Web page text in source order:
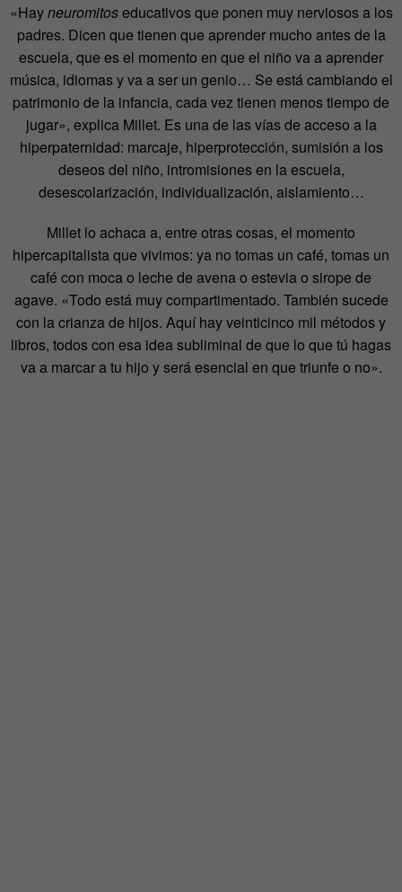
«Hayneuromitoseducativos que ponen muy nerviosos a los
padres. Dicen que tienen que aprender mucho antes de la
escuela, que es el momento en que el niño va a aprender
música, idiomas y va a ser un genio… Se está cambiando el
patrimonio de la infancia, cada vez tienen menos tiempo de
jugar», explica Millet. Es una de las vías de acceso a la
hiperpaternidad: marcaje, hiperprotección, sumisión a los
deseos del niño, intromisiones en la escuela,
desescolarización, individualización, aislamiento…
Millet lo achaca a, entre otras cosas, el momento
hipercapitalista que vivimos: ya no tomas un café, tomas un
café con moca o leche de avena o estevia o sirope de
agave. «Todo está muy compartimentado. También sucede
con la crianza de hijos. Aquí hay veinticinco mil métodos y
libros, todos con esa idea subliminal de que lo que tú hagas
va a marcar a tu hijo y será esencial en que triunfe o no».